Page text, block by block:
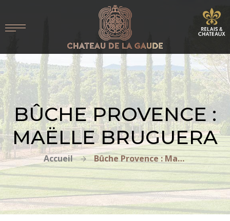
BÛCHE PROVENCE :
MAËLLE BRUGUERA
Accueil Bûche Provence : Maëlle Bruguera